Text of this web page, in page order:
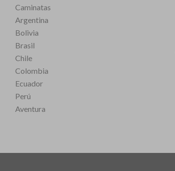
Caminatas
Argentina
Bolivia
Brasil
Chile
Colombia
Ecuador
Perú
Aventura